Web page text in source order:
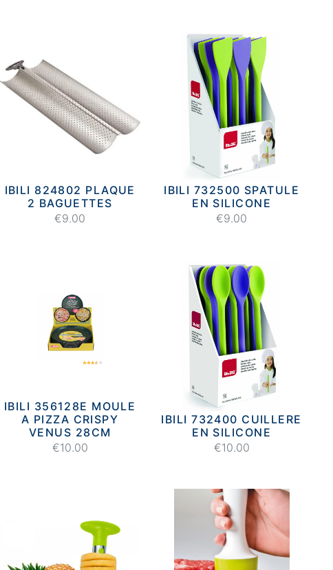
IBILI 824802 PLAQUE
2 BAGUETTES
€9.00
IBILI 732500 SPATULE
EN SILICONE
€9.00
IBILI 356128E MOULE
A PIZZA CRISPY
VENUS 28CM
€10.00
IBILI 732400 CUILLERE
EN SILICONE
€10.00